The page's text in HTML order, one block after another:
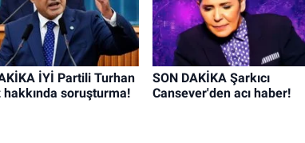
İYİ Partili Turhan
hakkında soruşturma!
SON DAKİKA Şarkıcı
Cansever'den acı haber!